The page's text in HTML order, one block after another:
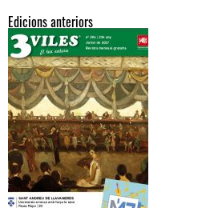
Edicions anteriors